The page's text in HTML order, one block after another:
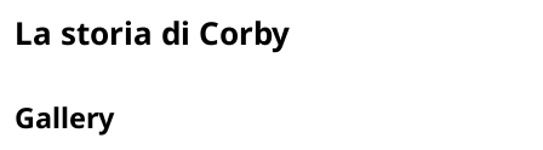
La storia di Corby
Gallery